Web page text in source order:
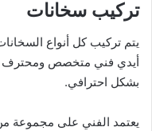
تركيب سخانات
يتم تركيب كل أنواع
أيدي فني متخصص ومحترف
بشكل احترافي.
يعتمد الفني على مجموعة من